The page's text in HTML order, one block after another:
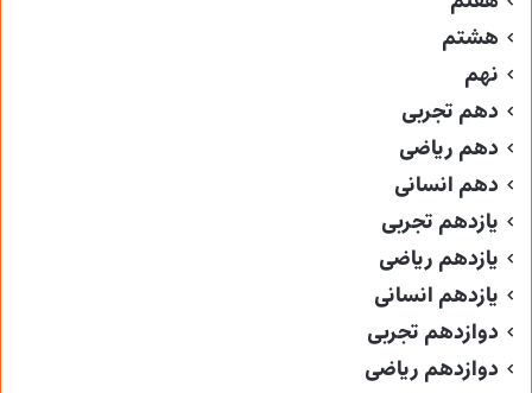
هشتم
نهم
دهم تجربی
دهم ریاضی
دهم انسانی
یازدهم تجربی
یازدهم ریاضی
یازدهم انسانی
دوازدهم تجربی
دوازدهم ریاضی